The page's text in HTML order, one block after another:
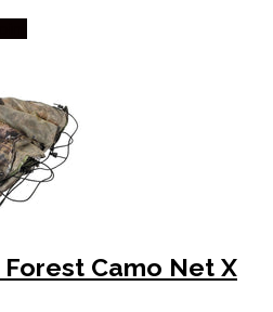
Camo Net X